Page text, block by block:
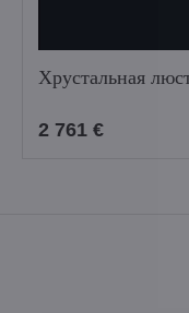
Хрустальная
2 761 €